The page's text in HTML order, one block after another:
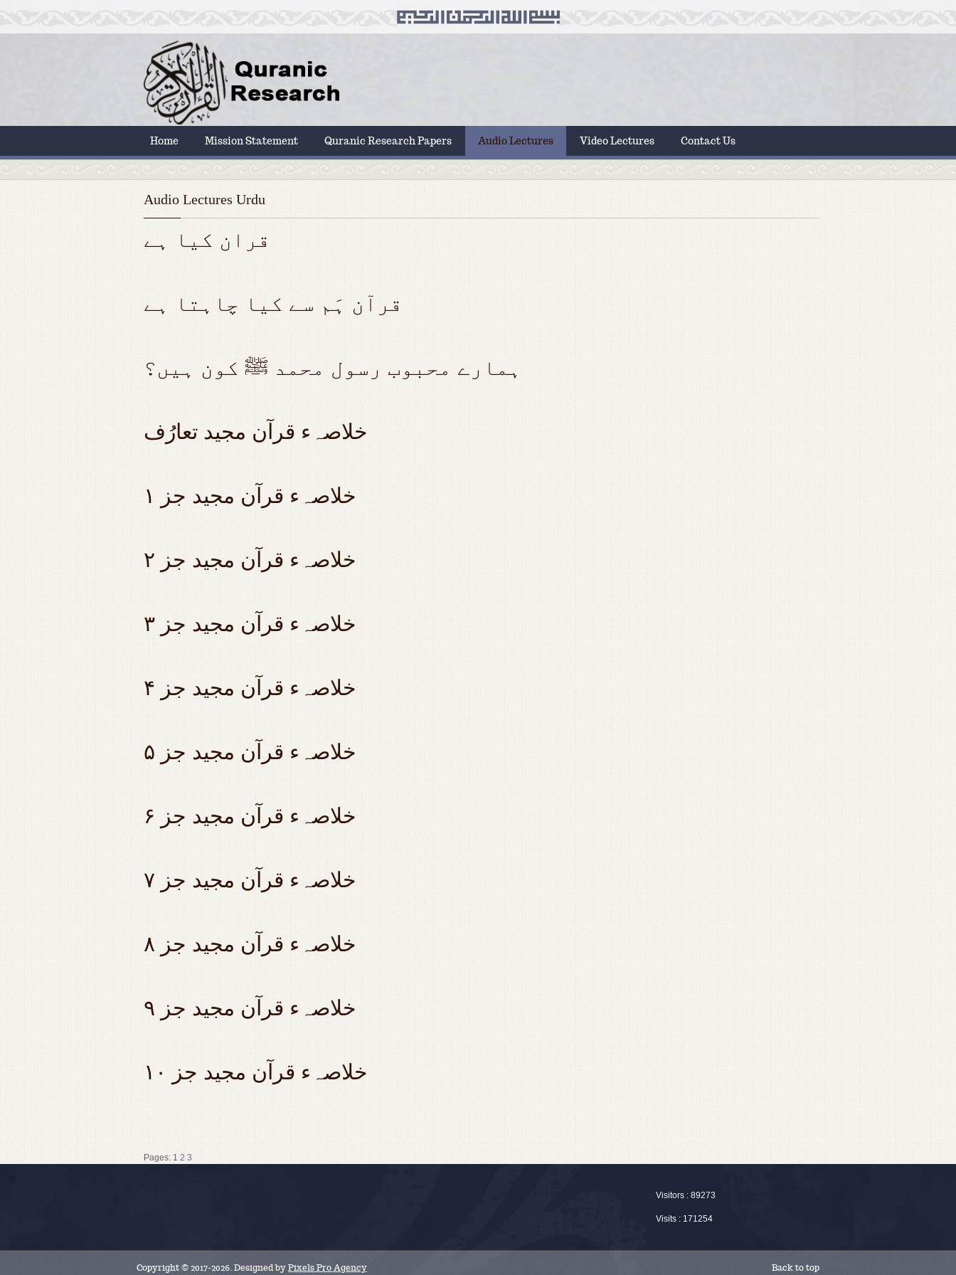
Home Mission Statement Quranic Research Papers Audio Lectures Video Lectures Contact Us
Audio Lectures Urdu
قران کیا ہے
قرآن ہَم سے کیا چاہتا ہے
ہمارے محبوب رسول محمد ﷺ کون ہیں؟
خلاصہء قرآن مجید تعارُف
۱ خلاصہء قرآن مجید جز
۲ خلاصہء قرآن مجید جز
۳ خلاصہء قرآن مجید جز
۴ خلاصہء قرآن مجید جز
۵ خلاصہء قرآن مجید جز
۶ خلاصہء قرآن مجید جز
۷ خلاصہء قرآن مجید جز
خلاصہء قرآن مجید جز ۸
خلاصہء قرآن مجید جز ۹
خلاصہء قرآن مجید جز ۱۰
Pages: 1 2 3
Visitors : 89273
Visits : 171254
Copyright © 2017-2026. Designed by Pixels Pro Agency Back to top